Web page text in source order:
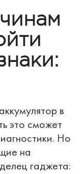
в
это сможет
Но
на
гаджета: